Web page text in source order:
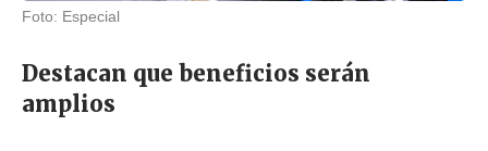
Foto: Especial
Destacan que beneficios serán
amplios